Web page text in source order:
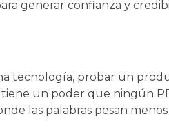
generar confianza y
tecnología, probar un
un poder que ningún
las palabras pesan